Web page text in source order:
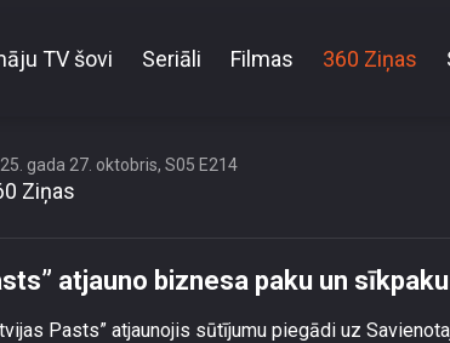
TV šovi Seriāli Filmas 360 Ziņas
gada 27. oktobris, S05 E214
Ziņas
atjauno biznesa paku un
Pasts” atjaunojis sūtījumu piegādi uz